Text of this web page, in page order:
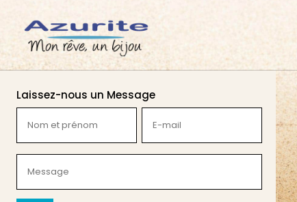
Laissez-nous un Message
et
prénom
mail
(Nécessaire)
(Nécessaire)